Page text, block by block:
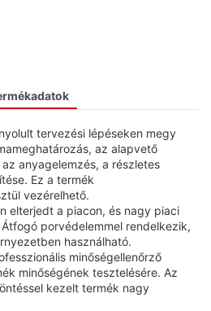
tervezési lépéseken megy
az alapvető
anyagelemzés, a részletes
Ez a termék
vezérelhető.
elterjedt a piacon, és nagy piaci
porvédelemmel rendelkezik,
használható.
minőségellenőrző
minőségének tesztelésére. Az
kezelt termék nagy